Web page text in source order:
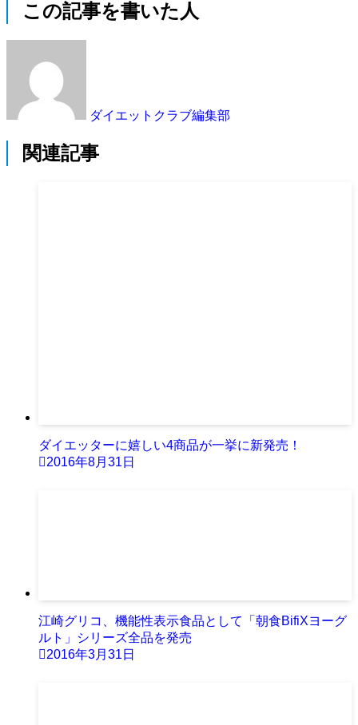
この記事を書いた人
ダイエットクラブ編集部
関連記事
ダイエッターに嬉しい4商品が一挙に新発売！
2016年8月31日
江崎グリコ、機能性表示食品として「朝食BifiXヨーグ
ルト」シリーズ全品を発売
2016年3月31日